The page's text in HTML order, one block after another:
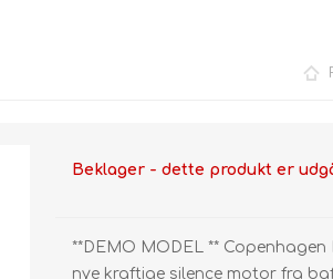
Kvalitet og garanti
Vores mærker
Beklager - dette produkt er
**DEMO MODEL **
nye kraftige silence motor fra